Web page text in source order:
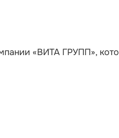
«ВИТА ГРУПП»,